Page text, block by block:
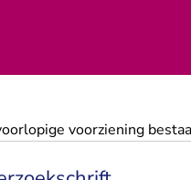
voorziening